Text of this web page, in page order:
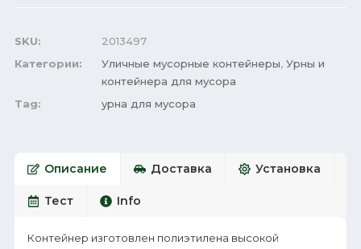
SKU:
2013497
Категории:
Уличные мусорные контейнеры, Урны и
контейнера для мусора
Tag:
урна для мусора
Описание Доставка Установка
Тест Info
Контейнер изготовлен полиэтилена высокой